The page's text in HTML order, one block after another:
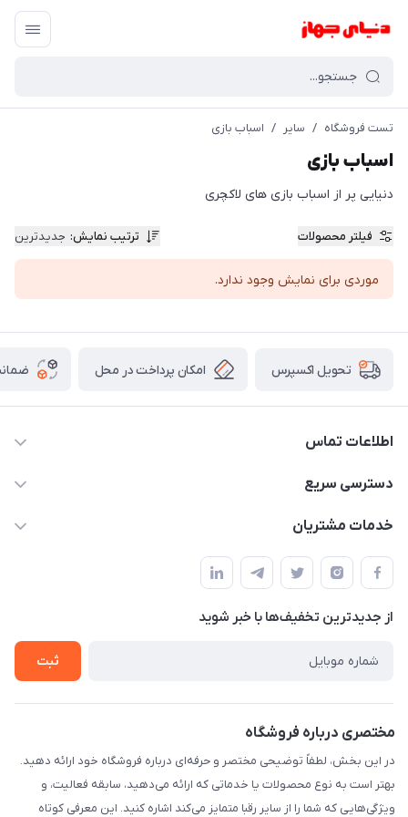
تست فروشگاه / سایر / اسباب بازی
اسباب بازی
دنیایی پر از اسباب بازی های لاکچری
فیلتر محصولات ترتیب نمایش: جدیدترین
موردی برای نمایش وجود ندارد.
تحویل اکسپرس امکان پرداخت در محل
اطلاعات تماس
۰۲۱۰۰۰۰۰۰۰۰
دسترسی سریع
حساب کاربری
لیست محصولات
درباره ما
خدمات مشتریان
قوانین و مقررات
حریم خصوصی
راهنما
از جدید‌ترین تخفیف‌ها با‌ خبر شوید
ثبت
مختصری درباره فروشگاه
در این بخش، لطفاً توضیحی مختصر و حرفه‌ای درباره فروشگاه خود ارائه دهید.
بهتر است به نوع محصولات یا خدماتی که ارائه می‌دهید، سابقه فعالیت، و
ویژگی‌هایی که شما را از سایر رقبا متمایز می‌کند اشاره کنید. این معرفی کوتاه